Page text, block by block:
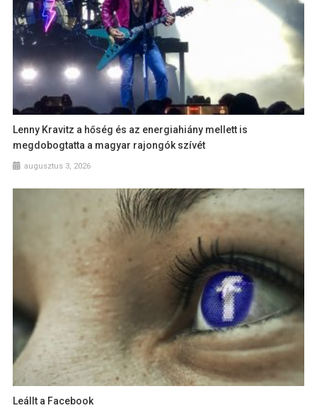
Lenny Kravitz a hőség és az energiahiány mellett is
megdobogtatta a magyar rajongók szívét
augusztus 3, 2026
Leállt a Facebook